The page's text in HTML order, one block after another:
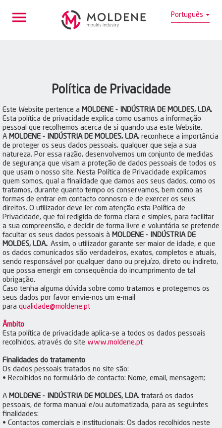
Português
Política de Privacidade
Este Website pertence a MOLDENE - INDÚSTRIA DE MOLDES, LDA.
Esta política de privacidade explica como usamos a informação
pessoal que recolhemos acerca de si quando usa este Website.
A MOLDENE - INDÚSTRIA DE MOLDES, LDA. reconhece a importância
de proteger os seus dados pessoais, qualquer que seja a sua
natureza. Por essa razão, desenvolvemos um conjunto de medidas
de segurança que visam a proteção de dados pessoais de todos os
que usam o nosso site. Nesta Política de Privacidade explicamos
quem somos, qual a finalidade que damos aos seus dados, como os
tratamos, durante quanto tempo os conservamos, bem como as
formas de entrar em contacto connosco e de exercer os seus
direitos. O utilizador deve ler com atenção esta Política de
Privacidade, que foi redigida de forma clara e simples, para facilitar
a sua compreensão, e decidir de forma livre e voluntária se pretende
facultar os seus dados pessoais à MOLDENE - INDÚSTRIA DE
MOLDES, LDA.. Assim, o utilizador garante ser maior de idade, e que
os dados comunicados são verdadeiros, exatos, completos e atuais,
sendo responsável por qualquer dano ou prejuízo, direto ou indireto,
que possa emergir em consequência do incumprimento de tal
obrigação.
Caso tenha alguma dúvida sobre como tratamos e protegemos os
seus dados por favor envie-nos um e-mail
para qualidade@moldene.pt
Âmbito
Esta política de privacidade aplica-se a todos os dados pessoais
recolhidos, através do site www.moldene.pt
Finalidades do tratamento
Os dados pessoais tratados no site são:
• Recolhidos no formulário de contacto: Nome, email, mensagem;
A MOLDENE - INDÚSTRIA DE MOLDES, LDA. tratará os dados
pessoais, de forma manual e/ou automatizada, para as seguintes
finalidades:
• Contactos comerciais e institucionais: Os dados recolhidos neste